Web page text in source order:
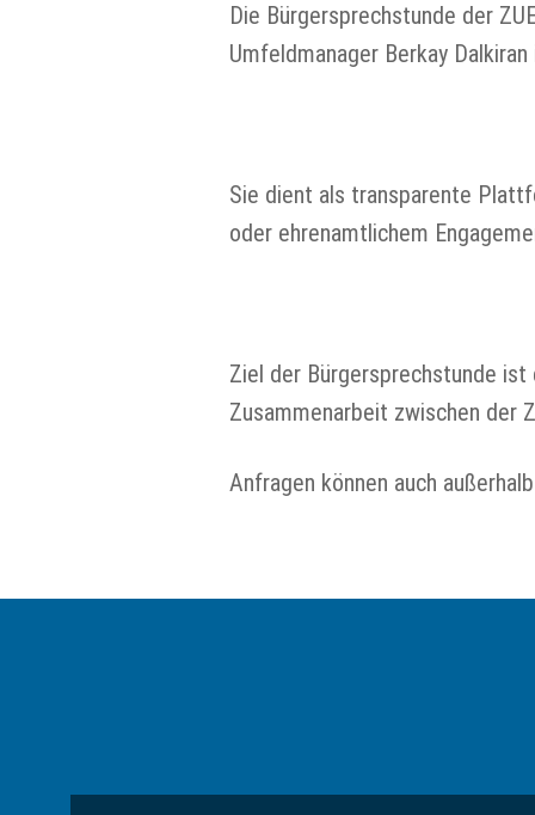
Die Bürgersprechstunde der
Umfeldmanager Berkay
Sie dient als transparente
oder ehrenamtlichem
Ziel der Bürgersprechstunde
Zusammenarbeit zwischen der
Anfragen können auch